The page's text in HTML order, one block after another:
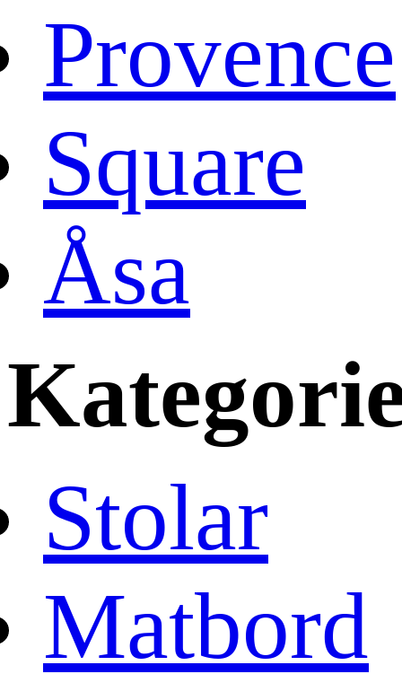
Provence
Square
Åsa
Stolar
Matbord